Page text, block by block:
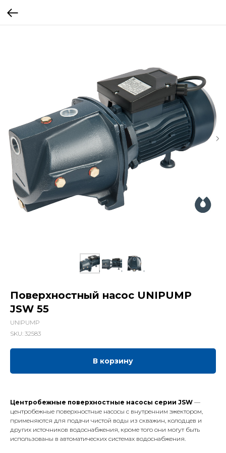
Поверхностный насос UNIPUMP
JSW 55
UNIPUMP
SKU: 32583
В корзину
Центробежные поверхностные насосы серии JSW —
центробежные поверхностные насосы c внутренним эжектором,
применяются для подачи чистой воды из скважин, колодцев и
других источников водоснабжения, кроме того они могут быть
использованы в автоматических системах водоснабжения.